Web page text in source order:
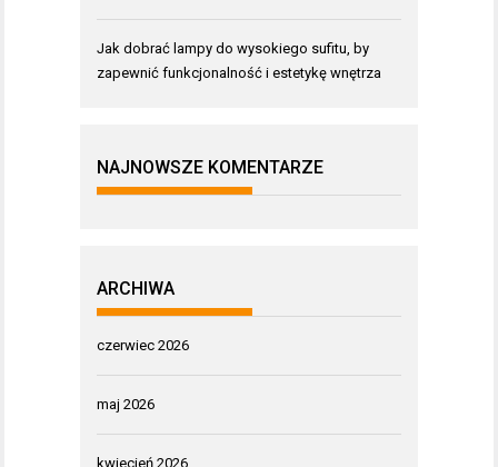
Jak dobrać lampy do wysokiego sufitu, by
zapewnić funkcjonalność i estetykę wnętrza
NAJNOWSZE KOMENTARZE
ARCHIWA
czerwiec 2026
maj 2026
kwiecień 2026